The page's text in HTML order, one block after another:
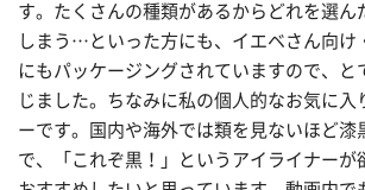
す。たくさんの種類があるからどれを選ん
しまう…といった方にも、イエベさん向け
にもパッケージングされていますので、と
じました。ちなみに私の個人的なお気に入
ーです。国内や海外では類を見ないほど漆
で、「これぞ黒！」というアイライナーが